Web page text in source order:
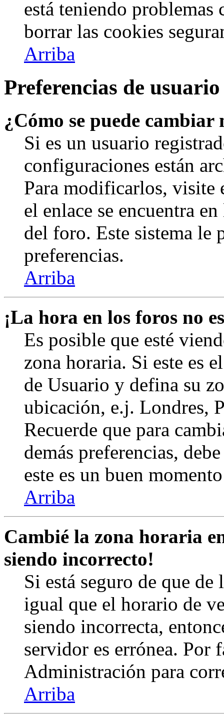
está teniendo
borrar las cookies
Arriba
Preferencias de
¿Cómo se puede
Si es un usuario
configuraciones están
Para modificarlos, visite
el enlace se encuentra
del foro. Este sistema le
preferencias.
Arriba
¡La hora en los foros no
Es posible que esté
zona horaria. Si este es
de Usuario y defina su
ubicación, e.j. Londres,
Recuerde que para
demás preferencias,
este es un buen
Arriba
Cambié la zona horaria
siendo incorrecto!
Si está seguro de que
igual que el horario de
siendo incorrecta,
servidor es errónea. Por
Administración para
Arriba